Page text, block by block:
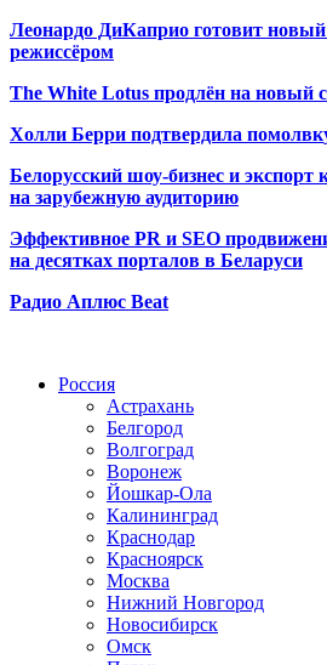
Леонардо ДиКаприо готовит
режиссёром
The White Lotus продлён на новый
Холли Берри подтвердила помолвк
Белорусский шоу-бизнес и экспорт
на зарубежную аудиторию
Эффективное PR и SEO
на десятках порталов в Беларуси
Радио Аплюс Beat
Россия
Астрахань
Белгород
Волгоград
Воронеж
Йошкар-Ола
Калининград
Краснодар
Красноярск
Москва
Нижний Новгород
Новосибирск
Омск